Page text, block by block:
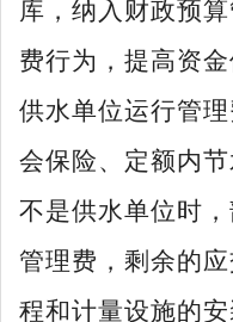
库，纳入财政预
费行为，提高资
供水单位运行管
会保险、定额内
不是供水单位时
管理费，剩余的
程和计量设施的